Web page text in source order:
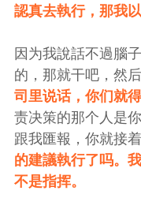
認真去執行，那我
因为我說話不過腦
的，那就干吧，然
司里说话，你们就
责决策的那个人是
跟我匯報，你就接
的建議執行了吗。
不是指挥。